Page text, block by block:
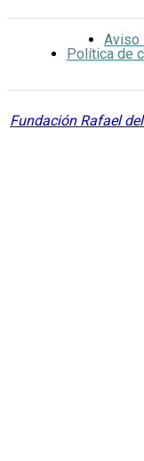
Aviso
Política de
Fundación Rafael